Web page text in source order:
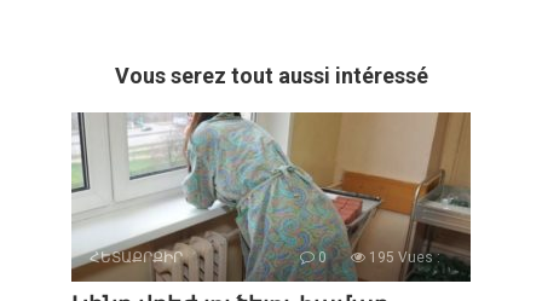
Vous serez tout aussi intéressé
ՀԵՏԱՔՐՔԻՐ 0 195 Vues :